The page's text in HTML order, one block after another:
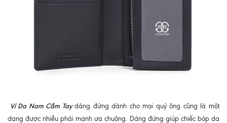
Ví Da Nam Cầm Taydáng đứng dành cho mọi quý ông cũng là một
dạng được nhiều phái mạnh ưa chuộng. Dáng đứng giúp chiếc bóp da